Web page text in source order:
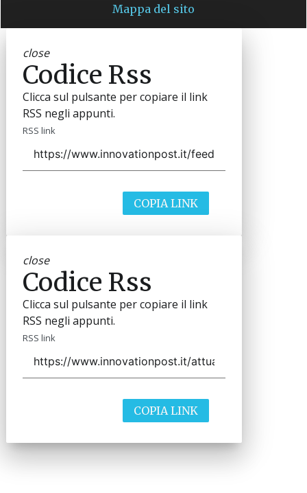
Mappa del sito
close
Codice Rss
Clicca sul pulsante per copiare il link
RSS negli appunti.
RSS link
COPIA LINK
close
Codice Rss
Clicca sul pulsante per copiare il link
RSS negli appunti.
RSS link
COPIA LINK